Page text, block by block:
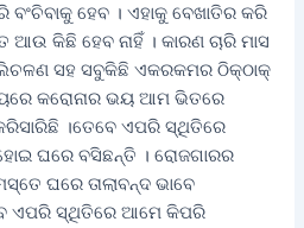
ବଂଚିବାକୁ ହେବ । ଏହାକୁ ବେଖାତିର କରି
ଆଉ କିଛି ହେବ ନାହିଁ । କାରଣ ଚାରି ମାସ
ସହ ସବୁକିଛି ଏକରକମର ଠିକ୍‌ଠାକ୍
କରୋନାର ଭୟ ଆମ ଭିତରେ
।ତେବେ ଏପରି ସ୍ଥିତିରେ
ଘରେ ବସିଛନ୍ତି । ରୋଜଗାରର
ଘରେ ତାଲାବନ୍ଦ ଭାବେ
ଏପରି ସ୍ଥିତିରେ ଆମେ କିପରି